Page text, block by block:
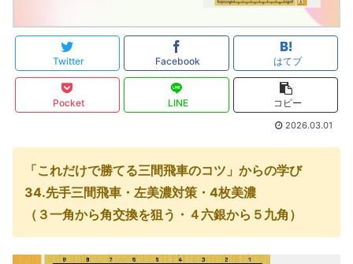
Twitter Facebook はてブ
Pocket LINE コピー
2026.03.01
「これだけで勝てる三間飛車のコツ」からの学び
34.先手三間飛車・左美濃対策・4枚美濃
（３一角から角交換を狙う・４六銀から５九角）